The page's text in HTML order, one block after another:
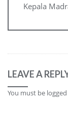
Kepala
LEAVE A
You must be